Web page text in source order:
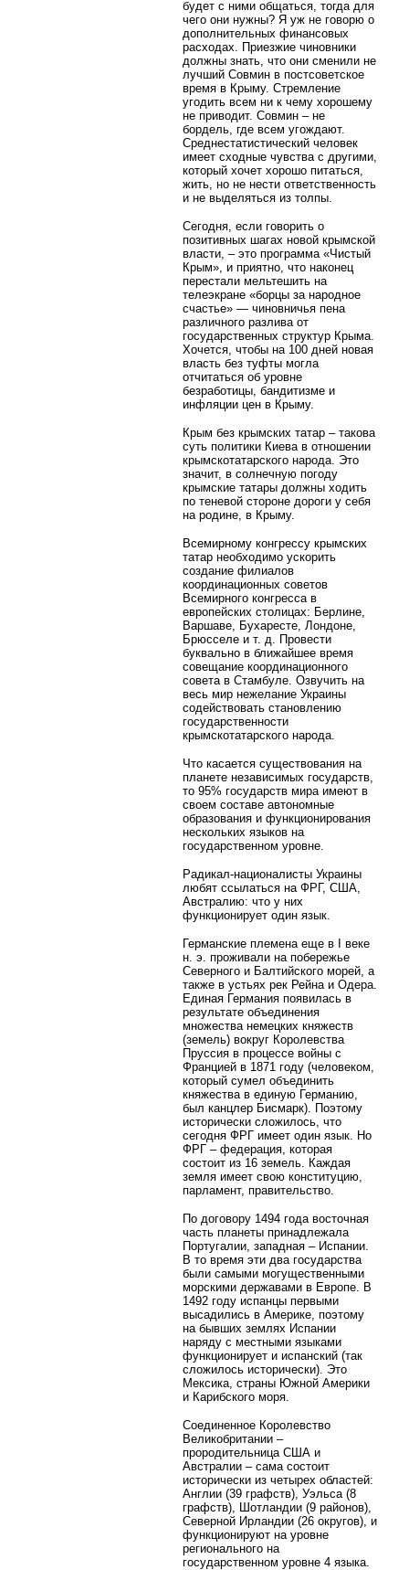
будет с ними общаться, тогда для
чего они нужны? Я уж не говорю о
дополнительных финансовых
расходах. Приезжие чиновники
должны знать, что они сменили не
лучший Совмин в постсоветское
время в Крыму. Стремление
угодить всем ни к чему хорошему
не приводит. Совмин – не
бордель, где всем угождают.
Среднестатистический человек
имеет сходные чувства с другими,
который хочет хорошо питаться,
жить, но не нести ответственность
и не выделяться из толпы.
Сегодня, если говорить о
позитивных шагах новой крымской
власти, – это программа «Чистый
Крым», и приятно, что наконец
перестали мельтешить на
телеэкране «борцы за народное
счастье» — чиновничья пена
различного разлива от
государственных структур Крыма.
Хочется, чтобы на 100 дней новая
власть без туфты могла
отчитаться об уровне
безработицы, бандитизме и
инфляции цен в Крыму.
Крым без крымских татар – такова
суть политики Киева в отношении
крымскотатарского народа. Это
значит, в солнечную погоду
крымские татары должны ходить
по теневой стороне дороги у себя
на родине, в Крыму.
Всемирному конгрессу крымских
татар необходимо ускорить
создание филиалов
координационных советов
Всемирного конгресса в
европейских столицах: Берлине,
Варшаве, Бухаресте, Лондоне,
Брюсселе и т. д. Провести
буквально в ближайшее время
совещание координационного
совета в Стамбуле. Озвучить на
весь мир нежелание Украины
содействовать становлению
государственности
крымскотатарского народа.
Что касается существования на
планете независимых государств,
то 95% государств мира имеют в
своем составе автономные
образования и функционирования
нескольких языков на
государственном уровне.
Радикал-националисты Украины
любят ссылаться на ФРГ, США,
Австралию: что у них
функционирует один язык.
Германские племена еще в I веке
н. э. проживали на побережье
Северного и Балтийского морей, а
также в устьях рек Рейна и Одера.
Единая Германия появилась в
результате объединения
множества немецких княжеств
(земель) вокруг Королевства
Пруссия в процессе войны с
Францией в 1871 году (человеком,
который сумел объединить
княжества в единую Германию,
был канцлер Бисмарк). Поэтому
исторически сложилось, что
сегодня ФРГ имеет один язык. Но
ФРГ – федерация, которая
состоит из 16 земель. Каждая
земля имеет свою конституцию,
парламент, правительство.
По договору 1494 года восточная
часть планеты принадлежала
Португалии, западная – Испании.
В то время эти два государства
были самыми могущественными
морскими державами в Европе. В
1492 году испанцы первыми
высадились в Америке, поэтому
на бывших землях Испании
наряду с местными языками
функционирует и испанский (так
сложилось исторически). Это
Мексика, страны Южной Америки
и Карибского моря.
Соединенное Королевство
Великобритании –
прородительница США и
Австралии – сама состоит
исторически из четырех областей:
Англии (39 графств), Уэльса (8
графств), Шотландии (9 районов),
Северной Ирландии (26 округов), и
функционируют на уровне
регионального на
государственном уровне 4 языка.